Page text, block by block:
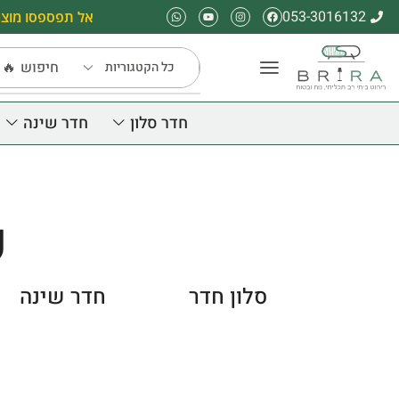
053-3016132 אל תפספסו
חיפוש
חדר סלון חדר שינה
סלון חדר חדר שינה